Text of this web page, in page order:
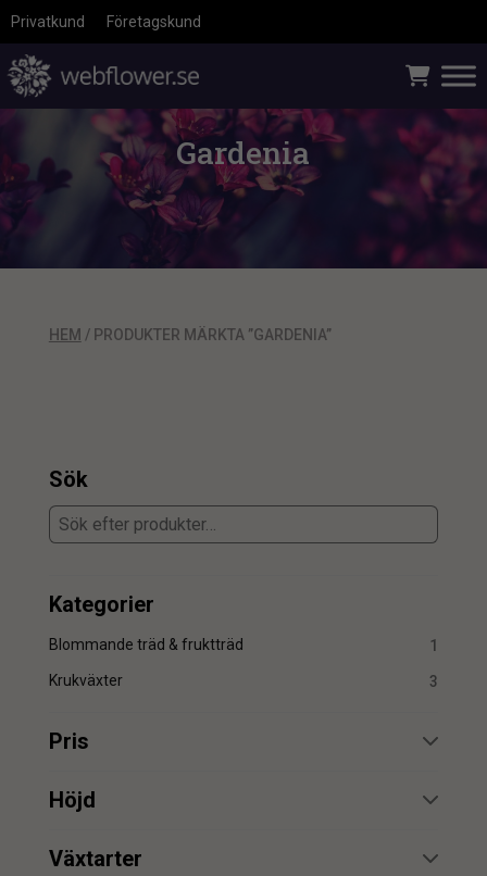
Privatkund Företagskund
Gardenia
HEM / PRODUKTER MÄRKTA ”GARDENIA”
Sök
Kategorier
Blommande träd & fruktträd 1
Krukväxter 3
Pris
min.
Höjd
min.
Växtarter